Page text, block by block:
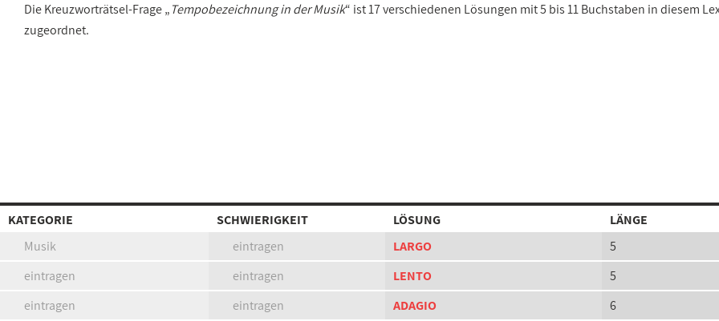
Die Kreuzworträtsel-Frage „Tempobezeichnung in der Musik“ ist 17 verschiedenen Lösungen mit 5 bis 11 Buchstaben in diesem
zugeordnet.
KATEGORIE SCHWIERIGKEIT LÖSUNG
LÄNGE
Musik
eintragen LARGO
5
eintragen
eintragen LENTO
5
eintragen
eintragen ADAGIO
6